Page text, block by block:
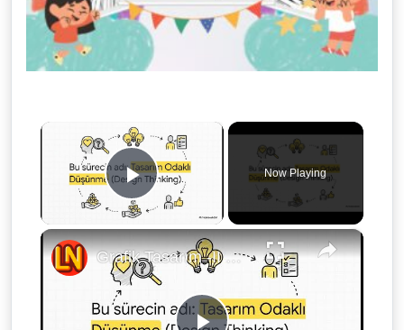
×
Play Video
Now Playing
×
Grafik Tasarım -II Ünite 4